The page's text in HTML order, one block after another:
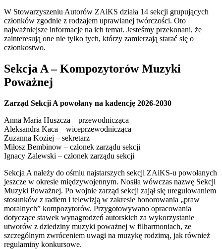
W Stowarzyszeniu Autorów ZAiKS działa 14 sekcji grupujących
członków zgodnie z rodzajem uprawianej twórczości. Oto
najważniejsze informacje na ich temat. Jesteśmy przekonani, że
zainteresują one nie tylko tych, którzy zamierzają starać się o
członkostwo.
Sekcja A – Kompozytorów Muzyki
Poważnej
Zarząd Sekcji A powołany na kadencję 2026-2030
Anna Maria Huszcza – przewodnicząca
Aleksandra Kaca – wiceprzewodnicząca
Zuzanna Koziej – sekretarz
Miłosz Bembinow – członek zarządu sekcji
Ignacy Zalewski – członek zarządu sekcji
Sekcja A należy do ośmiu najstarszych sekcji ZAiKS-u powołanych
jeszcze w okresie międzywojennym. Nosiła wówczas nazwę Sekcji
Muzyki Poważnej. Po wojnie zarząd sekcji zajął się uregulowaniem
stosunków z radiem i telewizją w zakresie honorowania „praw
moralnych” kompozytorów. Przygotowywano opracowania
dotyczące stawek wynagrodzeń autorskich za wykorzystanie
utworów z dziedziny muzyki poważnej w filharmoniach, ze
szczególnym zwróceniem uwagi na muzykę rodzimą, jak również
regulaminy konkursowe.